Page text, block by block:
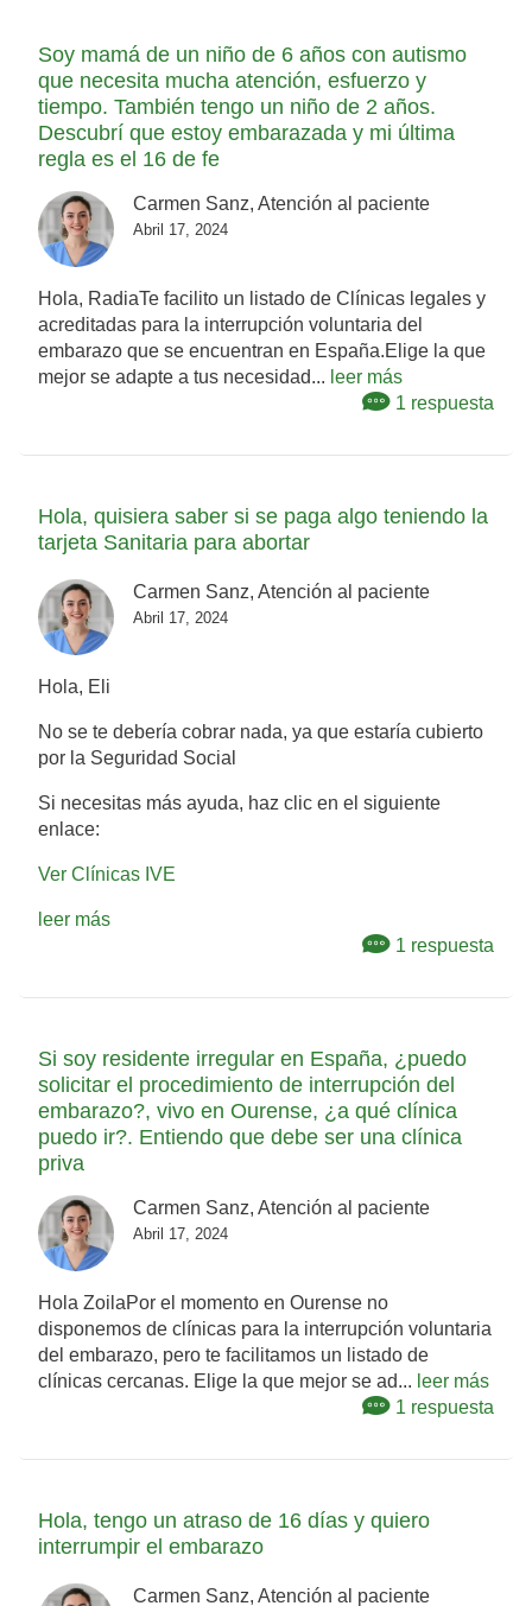
Soy mamá de un niño de 6 años con autismo
que necesita mucha atención, esfuerzo y
tiempo. También tengo un niño de 2 años.
Descubrí que estoy embarazada y mi última
regla es el 16 de fe
Carmen Sanz, Atención al paciente
Abril 17, 2024
Hola, RadiaTe facilito un listado de Clínicas legales y
acreditadas para la interrupción voluntaria del
embarazo que se encuentran en España.Elige la que
mejor se adapte a tus necesidad... leer más
1 respuesta
Hola, quisiera saber si se paga algo teniendo la
tarjeta Sanitaria para abortar
Carmen Sanz, Atención al paciente
Abril 17, 2024
Hola, Eli
No se te debería cobrar nada, ya que estaría cubierto
por la Seguridad Social
Si necesitas más ayuda, haz clic en el siguiente
enlace:
Ver Clínicas IVE
leer más
1 respuesta
Si soy residente irregular en España, ¿puedo
solicitar el procedimiento de interrupción del
embarazo?, vivo en Ourense, ¿a qué clínica
puedo ir?. Entiendo que debe ser una clínica
priva
Carmen Sanz, Atención al paciente
Abril 17, 2024
Hola ZoilaPor el momento en Ourense no
disponemos de clínicas para la interrupción voluntaria
del embarazo, pero te facilitamos un listado de
clínicas cercanas. Elige la que mejor se ad... leer más
1 respuesta
Hola, tengo un atraso de 16 días y quiero
interrumpir el embarazo
Carmen Sanz, Atención al paciente